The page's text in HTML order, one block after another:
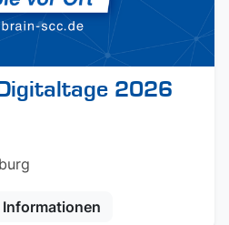
2026
Informationen